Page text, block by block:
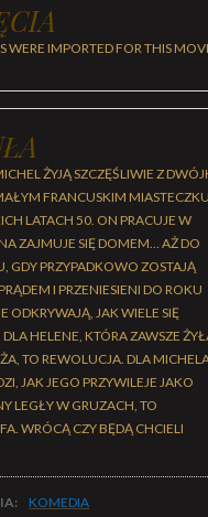
WERE IMPORTED FOR THIS
ŻYJĄ SZCZĘŚLIWIE Z
FRANCUSKIM
LATACH 50. ON PRACUJE W
ZAJMUJE SIĘ DOMEM… AŻ DO
GDY PRZYPADKOWO ZOSTAJĄ
I PRZENIESIENI DO ROKU
ODKRYWAJĄ, JAK WIELE SIĘ
HELENE, KTÓRA ZAWSZE
TO REWOLUCJA. DLA
JAK JEGO PRZYWILEJE JAKO
LEGŁY W GRUZACH, TO
WRÓCĄ CZY BĘDĄ CHCIELI
KOMEDIA